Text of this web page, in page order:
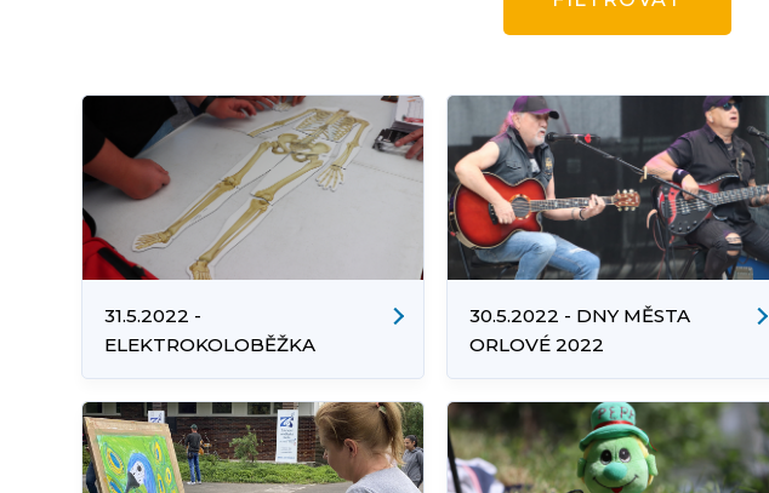
31.5.2022 -
ELEKTROKOLOBĚŽKA
30.5.2022 - DNY MĚSTA
ORLOVÉ 2022